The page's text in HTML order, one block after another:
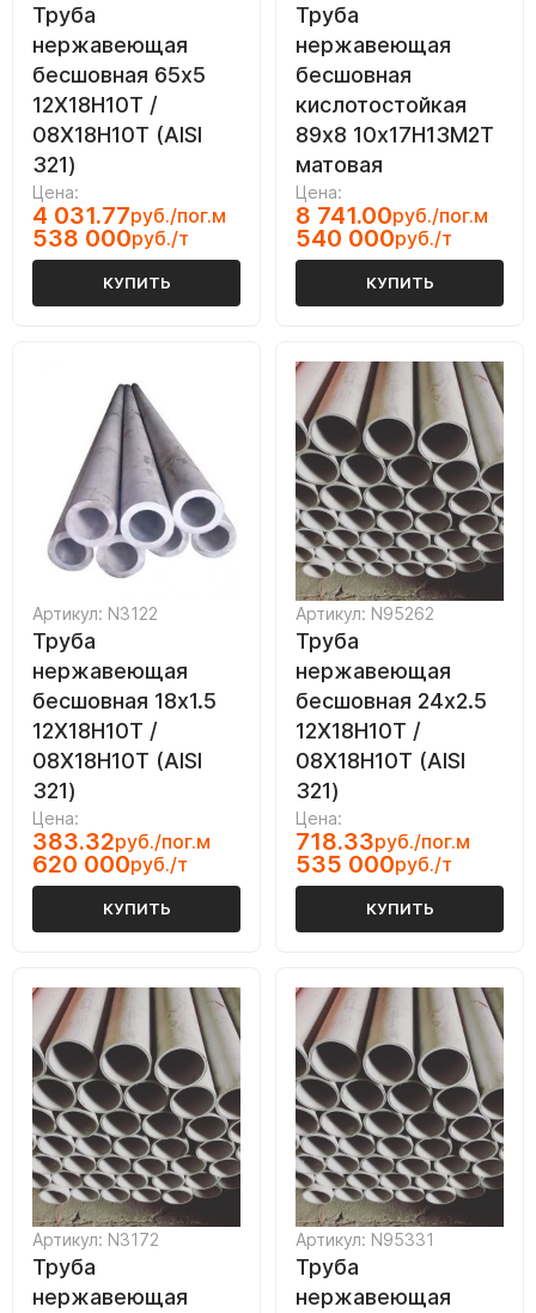
Труба
нержавеющая
бесшовная 65х5
12Х18Н10Т /
08Х18Н10Т (AISI
321)
Цена:
4 031.77руб./пог.м
538 000руб./т
КУПИТЬ
Труба
нержавеющая
бесшовная
кислотостойкая
89х8 10х17Н13М2Т
матовая
Цена:
8 741.00руб./пог.м
540 000руб./т
КУПИТЬ
Артикул: N3122
Труба
нержавеющая
бесшовная 18х1.5
12Х18Н10Т /
08Х18Н10Т (AISI
321)
Цена:
383.32руб./пог.м
620 000руб./т
КУПИТЬ
Артикул: N95262
Труба
нержавеющая
бесшовная 24х2.5
12Х18Н10Т /
08Х18Н10Т (AISI
321)
Цена:
718.33руб./пог.м
535 000руб./т
КУПИТЬ
Артикул: N3172
Труба
нержавеющая
Артикул: N95331
Труба
нержавеющая